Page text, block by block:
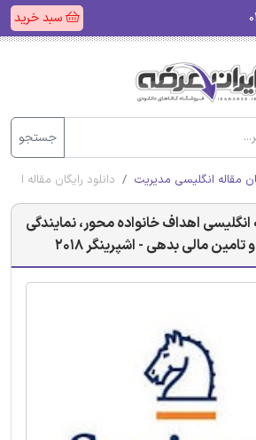
سبد خرید
جستجو
مقاله انگلیسی مدیریت دانلود رایگان مقاله
انگلیسی اهداف خانواده محور، نمایندگی
مالی بدهی - اشپرینگر 2018